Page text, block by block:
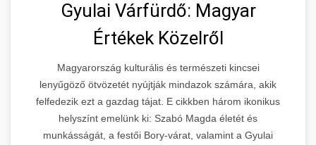
Gyulai Várfürdő: Magyar
Értékek Közelről
Magyarország kulturális és természeti kincsei
lenyűgöző ötvözetét nyújtják mindazok számára, akik
felfedezik ezt a gazdag tájat. E cikkben három ikonikus
helyszínt emelünk ki: Szabó Magda életét és
munkásságát, a festői Bory-várat, valamint a Gyulai